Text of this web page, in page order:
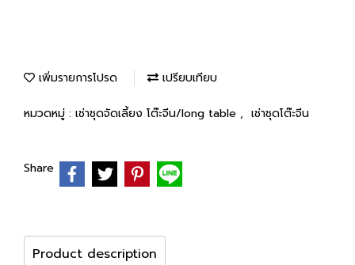
เพิ่มรายการโปรด เปรียบเทียบ
หมวดหมู่ : เช่าชุดจัดเลี้ยง โต๊ะจีน/long table , เช่าชุดโต๊ะจีน
Share
Product description